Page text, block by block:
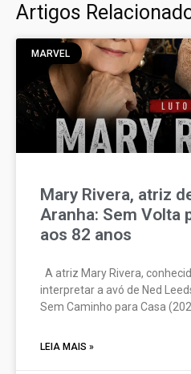
Artigos
MARVEL
Mary Rivera, atriz
Aranha: Sem Volta
aos 82 anos
A atriz Mary Rivera,
interpretar a avó de Ned
Sem Caminho para Casa
LEIA MAIS »